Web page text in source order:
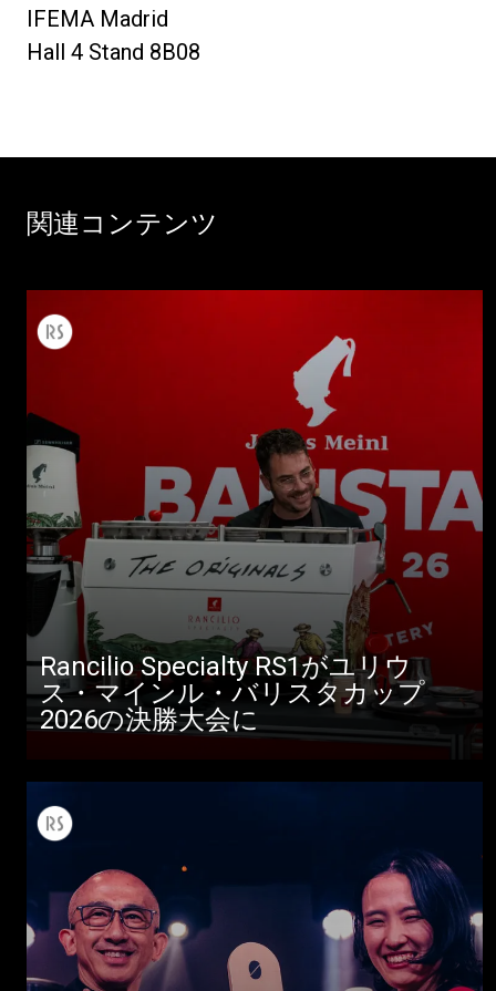
IFEMA Madrid
Hall 4 Stand 8B08
関連コンテンツ
Rancilio Specialty RS1がユリウ
ス・マインル・バリスタカップ
2026の決勝大会に